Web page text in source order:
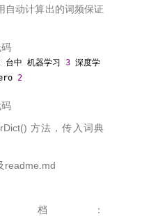
自动计算出的词频保证
台中 机器学习 3 深度学
2
方法，传入词典
readme.md
档：